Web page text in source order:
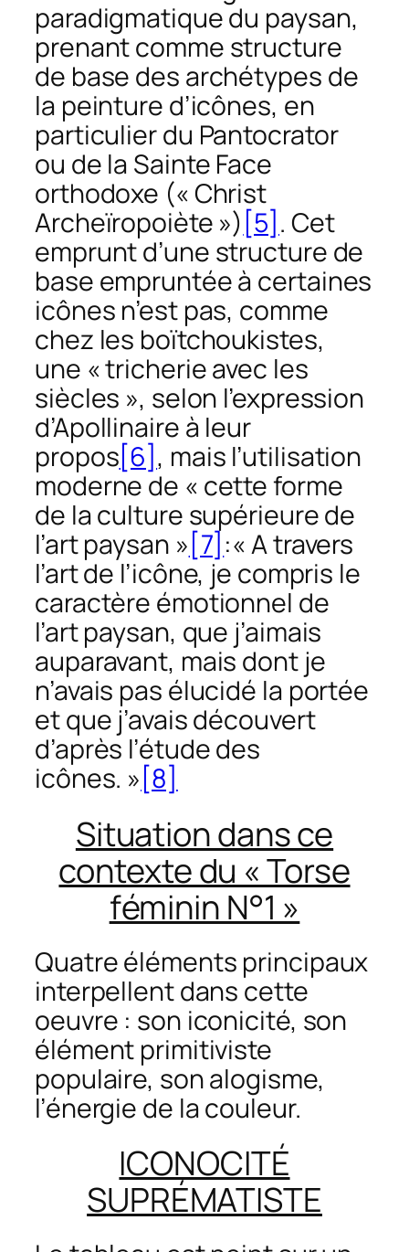
paradigmatique du paysan,
prenant comme structure
de base des archétypes de
la peinture d’icônes, en
particulier du Pantocrator
ou de la Sainte Face
orthodoxe (« Christ
Archeïropoiète ») [5] . Cet
emprunt d’une structure de
base empruntée à certaines
icônes n’est pas, comme
chez les boïtchoukistes,
une « tricherie avec les
siècles », selon l’expression
d’Apollinaire à leur
propos[6], mais l’utilisation
moderne de « cette forme
de la culture supérieure de
l’art paysan » [7] :« A travers
l’art de l’icône, je compris le
caractère émotionnel de
l’art paysan, que j’aimais
auparavant, mais dont je
n’avais pas élucidé la portée
et que j’avais découvert
d’après l’étude des
icônes. » [8]
Situation dans ce
contexte du « Torse
féminin N°1 »
Quatre éléments principaux
interpellent dans cette
oeuvre : son iconicité, son
élément primitiviste
populaire, son alogisme,
l’énergie de la couleur.
ICONOCITÉ
SUPRÉMATISTE